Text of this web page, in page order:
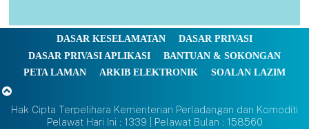
DASAR KESELAMATAN
DASAR PRIVASI
DASAR PRIVASI APLIKASI
BANTUAN & SOKONGAN
PETA LAMAN
ARKIB ELEKTRONIK SOALAN LAZIM
Hak Cipta Terpelihara Kementerian Perladangan dan Komoditi
Pelawat Hari Ini : 1339 | Pelawat Bulan : 158560